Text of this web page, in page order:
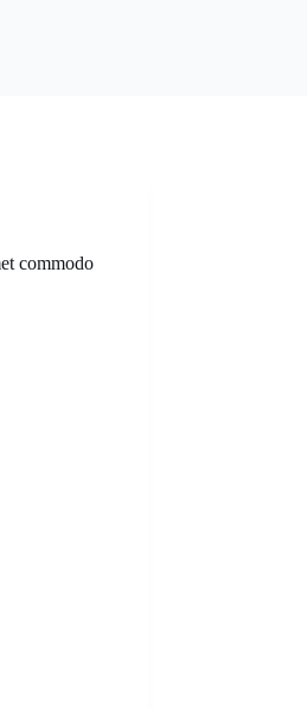
commodo